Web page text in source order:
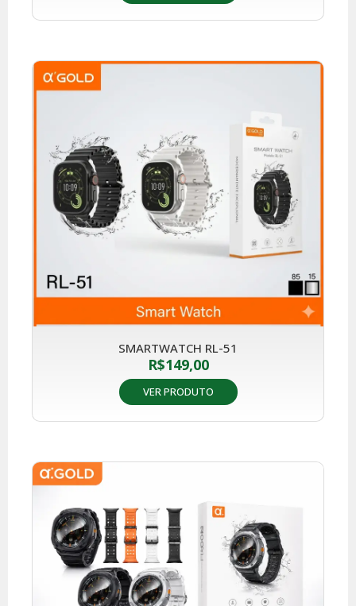
SMARTWATCH RL-51
R$149,00
VER PRODUTO